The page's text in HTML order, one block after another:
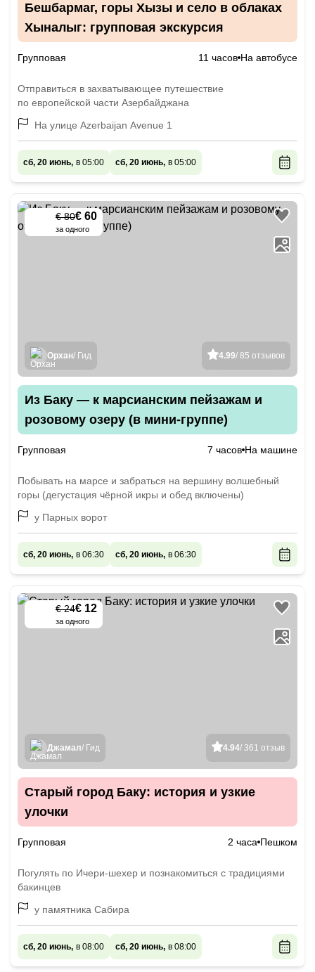
Бешбармаг, горы Хызы и село в облаках
Хыналыг: групповая экскурсия
Групповая 11 часов На автобусе
Отправиться в захватывающее путешествие
по европейской части Азербайджана
На улице Azerbaijan Avenue 1
сб, 20 июнь, в 05:00 сб, 20 июнь, в 05:00
€ 80€ 60
за одного
4.99/ 85 отзывов
Орхан/ Гид
Из Баку — к марсианским пейзажам и
розовому озеру (в мини-группе)
Групповая 7 часов На машине
Побывать на марсе и забраться на вершину волшебный
горы (дегустация чёрной икры и обед включены)
у Парных ворот
сб, 20 июнь, в 06:30 сб, 20 июнь, в 06:30
€ 24€ 12
за одного
4.94/ 361 отзыв
Джамал/ Гид
Старый город Баку: история и узкие
улочки
Групповая 2 часа Пешком
Погулять по Ичери-шехер и познакомиться с традициями
бакинцев
у памятника Сабира
сб, 20 июнь, в 08:00 сб, 20 июнь, в 08:00